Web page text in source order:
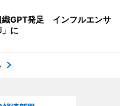
織GPT発足 インフルエンサ
に